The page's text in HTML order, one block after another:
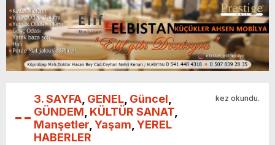
3. SAYFA GENEL Güncel
GÜNDEM KÜLTÜR SANAT
Manşetler Yaşam YEREL
HABERLER
kez okundu.